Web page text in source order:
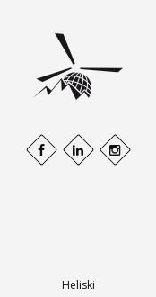
Heliski